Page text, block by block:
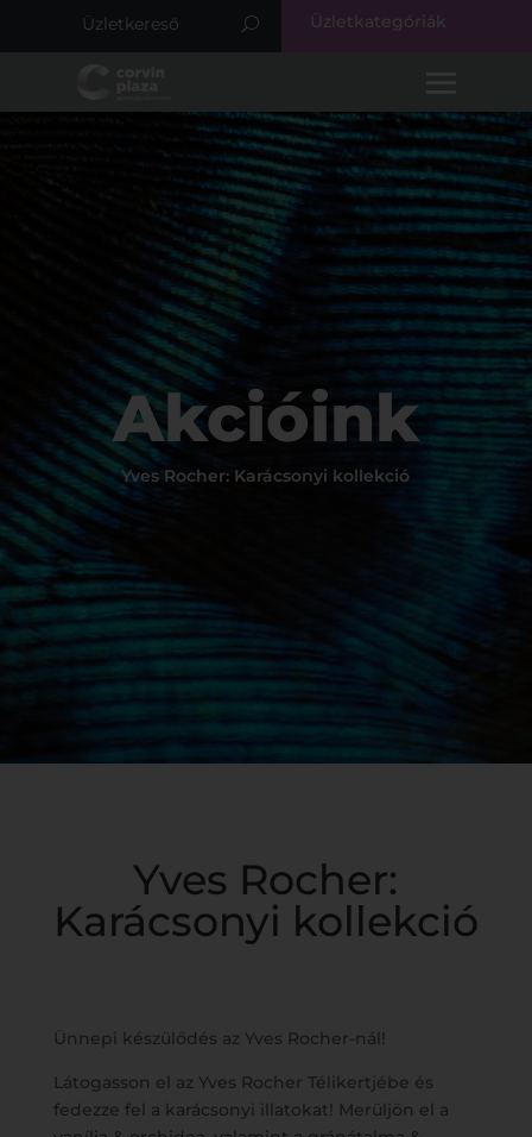
Üzletkategóriák
Akcióink
Yves Rocher: Karácsonyi kollekció
Yves Rocher:
Karácsonyi kollekció
Ünnepi készülődés az Yves Rocher-nál!
Látogasson el az Yves Rocher Télikertjébe és
fedezze fel a karácsonyi illatokat! Merüljön el a